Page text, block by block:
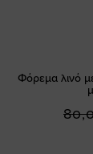
Φόρεμα λινό